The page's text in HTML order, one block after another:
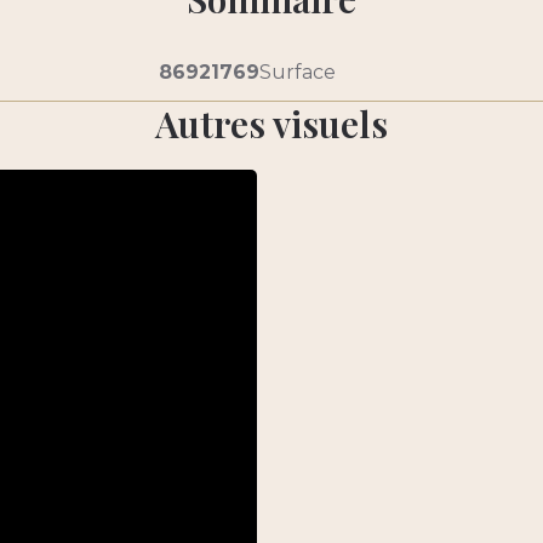
86921769Surface
Autres visuels